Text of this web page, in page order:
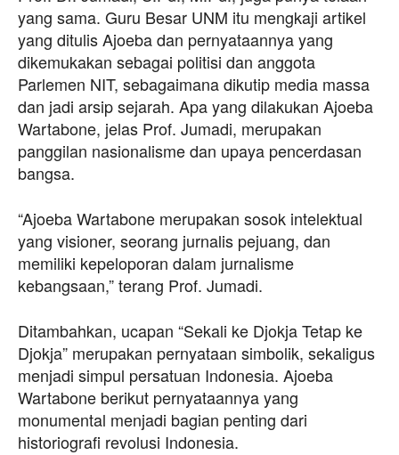
yang sama. Guru Besar UNM itu mengkaji artikel
yang ditulis Ajoeba dan pernyataannya yang
dikemukakan sebagai politisi dan anggota
Parlemen NIT, sebagaimana dikutip media massa
dan jadi arsip sejarah. Apa yang dilakukan Ajoeba
Wartabone, jelas Prof. Jumadi, merupakan
panggilan nasionalisme dan upaya pencerdasan
bangsa.
“Ajoeba Wartabone merupakan sosok intelektual
yang visioner, seorang jurnalis pejuang, dan
memiliki kepeloporan dalam jurnalisme
kebangsaan,” terang Prof. Jumadi.
Ditambahkan, ucapan “Sekali ke Djokja Tetap ke
Djokja” merupakan pernyataan simbolik, sekaligus
menjadi simpul persatuan Indonesia. Ajoeba
Wartabone berikut pernyataannya yang
monumental menjadi bagian penting dari
historiografi revolusi Indonesia.